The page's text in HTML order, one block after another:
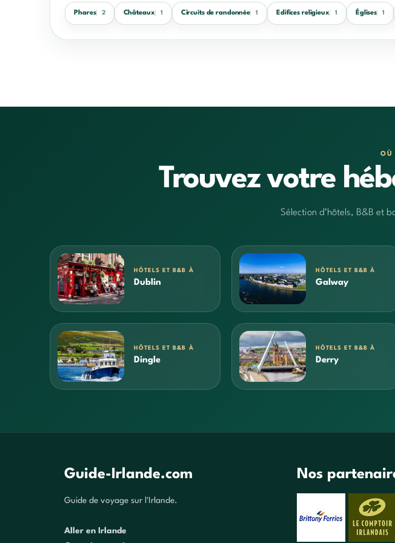
Phares 2 Châteaux 1 Circuits de randonnée 1 Edifices religieux 1 Églises 1
OÙ
Trouvez votre
Sélection d’hôtels, B&B et
HÔTELS ET B&B À
Dublin
HÔTELS ET B&B À
Galway
HÔTELS ET B&B À
Dingle
HÔTELS ET B&B À
Derry
Guide-Irlande.com
Guide de voyage sur l'Irlande.
Aller en Irlande
Nos